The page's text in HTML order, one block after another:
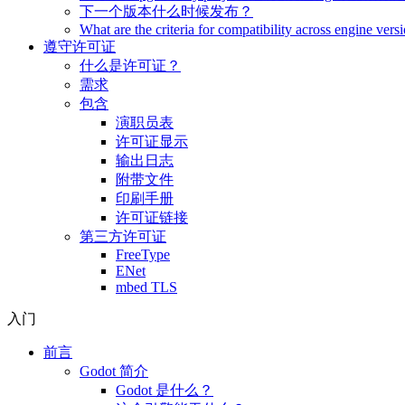
下一个版本什么时候发布？
What are the criteria for compatibility across engine
遵守许可证
什么是许可证？
需求
包含
演职员表
许可证显示
输出日志
附带文件
印刷手册
许可证链接
第三方许可证
FreeType
ENet
mbed TLS
入门
前言
Godot 简介
Godot 是什么？